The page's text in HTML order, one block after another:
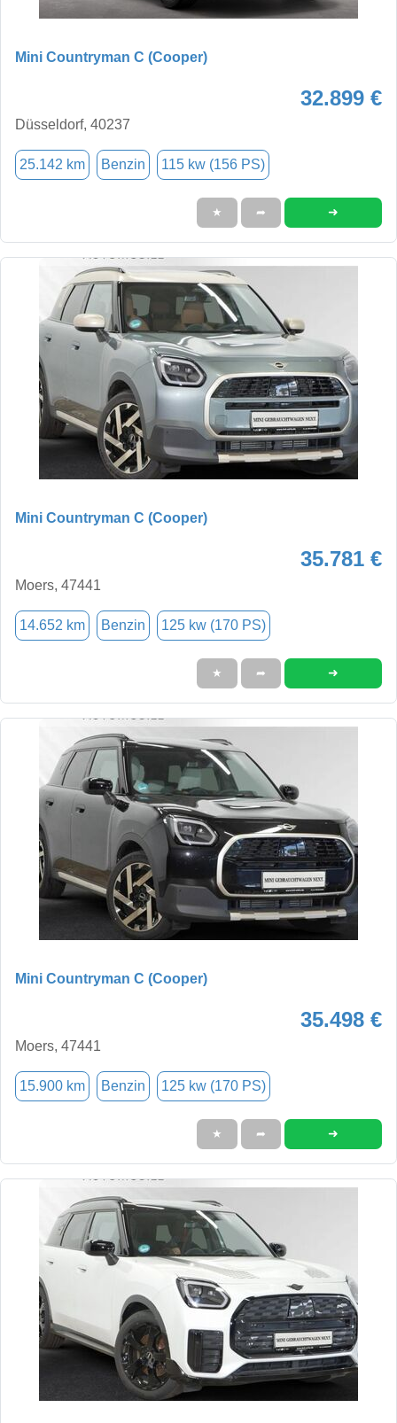
Mini Countryman C (Cooper)
32.899 €
Düsseldorf, 40237
25.142 km Benzin 115 kw (156 PS)
★ ➦ ➜
Mini Countryman C (Cooper)
35.781 €
Moers, 47441
14.652 km Benzin 125 kw (170 PS)
★ ➦ ➜
Mini Countryman C (Cooper)
35.498 €
Moers, 47441
15.900 km Benzin 125 kw (170 PS)
★ ➦ ➜